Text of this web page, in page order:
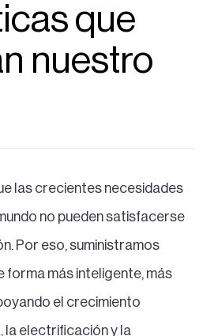
que
nuestro
las crecientes necesidades
no pueden satisfacerse
Por eso, suministramos
forma más inteligente, más
el crecimiento
la electrificación y la